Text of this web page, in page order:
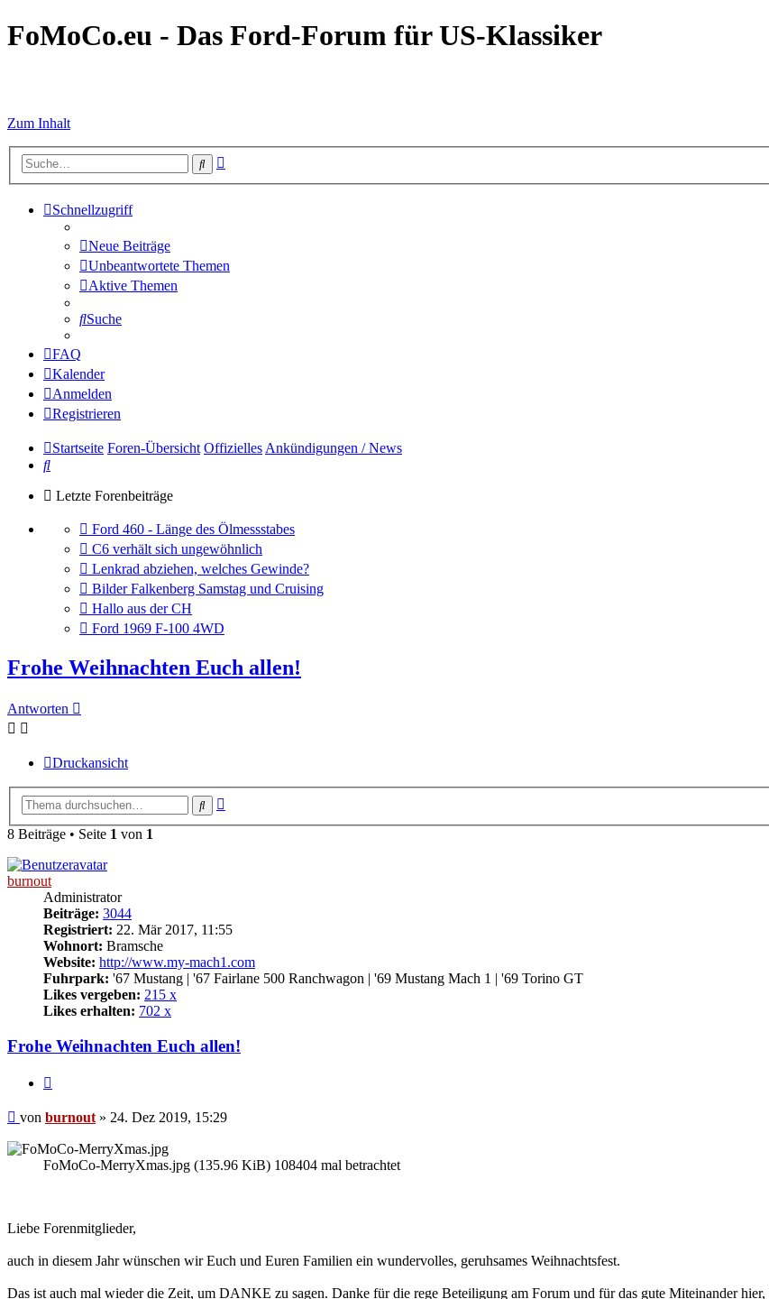
FoMoCo.eu - Das Ford-Forum für US-Klassiker
Zum Inhalt
Suche
Schnellzugriff
Neue Beiträge
Unbeantwortete Themen
Aktive Themen
Suche
FAQ
Kalender
Anmelden
Registrieren
Startseite Foren-Übersicht Offizielles Ankündigungen / News
Suche
Letzte Forenbeiträge
Gehe
zum
letzten
Beitrag
Ford 460 - Länge des Ölmessstabes
Gehe
zum
letzten
Beitrag
C6 verhält sich ungewöhnlich
Gehe
zum
letzten
Beitrag
Lenkrad abziehen, welches Gewinde?
Gehe
zum
letzten
Beitrag
Bilder Falkenberg Samstag und Cruising
Gehe
zum
letzten
Hallo aus der CH
Gehe
letzten
Beitrag
Ford 1969 F-100 4WD
Frohe Weihnachten Euch allen!
Antworten
Druckansicht
Suche
8 Beiträge • Seite 1 von 1
burnout
Administrator
Beiträge: 3044
Registriert: 22. Mär 2017, 11:55
Wohnort: Bramsche
Website: http://www.my-mach1.com
Fuhrpark: '67 Mustang | '67 Fairlane 500 Ranchwagon | '69 Mustang Mach 1 | '69 Torino GT
Likes vergeben: 215 x
Likes erhalten: 702 x
Frohe Weihnachten Euch allen!
Beitrag
von burnout » 24. Dez 2019, 15:29
FoMoCo-MerryXmas.jpg (135.96 KiB) 108404 mal betrachtet
Liebe Forenmitglieder,
auch in diesem Jahr wünschen wir Euch und Euren Familien ein wundervolles, geruhsames Weihnachtsfest.
Das ist auch mal wieder die Zeit, um DANKE zu sagen. Danke für die rege Beteiligung am Forum und für das gute Miteinander